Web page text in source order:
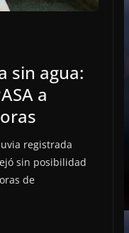
sin agua:
a
registrada
sin posibilidad
de